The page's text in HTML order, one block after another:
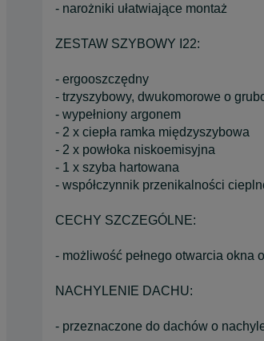
- narożniki ułatwiające montaż
ZESTAW SZYBOWY I22:
- ergooszczędny
- trzyszybowy, dwukomorowe o
- wypełniony argonem
- 2 x ciepła ramka międzyszybowa
- 2 x powłoka niskoemisyjna
- 1 x szyba hartowana
- współczynnik przenikalności
CECHY SZCZEGÓLNE:
- możliwość pełnego otwarcia okna
NACHYLENIE DACHU:
- przeznaczone do dachów o